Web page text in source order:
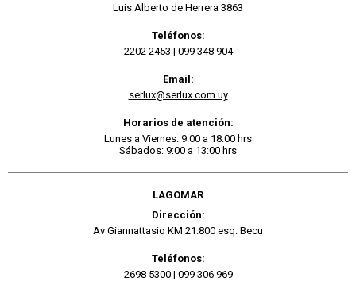
Luis Alberto de Herrera 3863
Teléfonos:
2202 2453 | 099 348 904
Email:
serlux@serlux.com.uy
Horarios de atención:
Lunes a Viernes: 9:00 a 18:00 hrs
Sábados: 9:00 a 13:00 hrs
LAGOMAR
Dirección:
Av Giannattasio KM 21.800 esq. Becu
Teléfonos:
2698 5300| 099 306 969